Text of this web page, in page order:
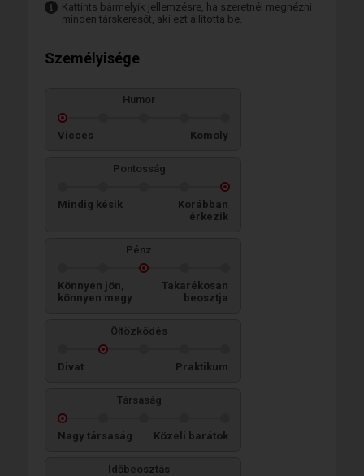
Kattints bármelyik jellemzésre, ha szeretnél megnézni
minden társkeresőt, aki ezt állította be.
Személyisége
Humor
Vicces Komoly
Pontosság
Mindig késik
Korábban
érkezik
Pénz
Könnyen jön,
könnyen megy
Takarékosan
beosztja
Öltözködés
Divat Praktikum
Társaság
Nagy társaság Közeli barátok
Időbeosztás